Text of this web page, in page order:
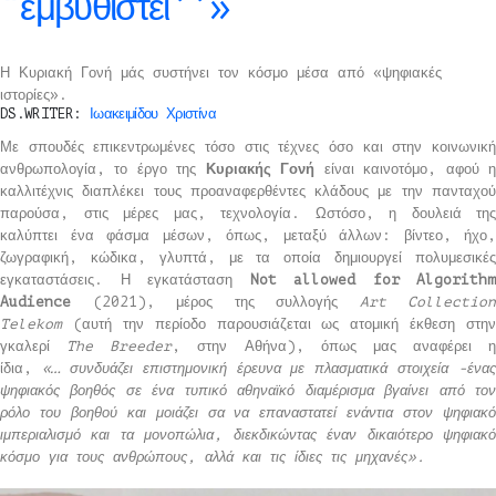
Η Κυριακή Γονή μάς συστήνει τον κόσμο μέσα από «ψηφιακές
ιστορίες».
DS.WRITER:
Ιωακειμίδου Χριστίνα
Με σπουδές επικεντρωμένες τόσο στις τέχνες όσο και στην κοινωνική
ανθρωπολογία, το έργο της
Κυριακής Γονή είναι καινοτόμο, αφού η
καλλιτέχνις διαπλέκει τους προαναφερθέντες κλάδους με την πανταχού
παρούσα, στις μέρες μας, τεχνολογία. Ωστόσο, η δουλειά της
καλύπτει ένα φάσμα μέσων, όπως, μεταξύ άλλων: βίντεο, ήχο,
ζωγραφική, κώδικα, γλυπτά, με τα οποία δημιουργεί πολυμεσικές
εγκαταστάσεις. Η εγκατάσταση
Not allowed for Algorithm
Audience
(2021), μέρος της συλλογής Art Collection
Telekom(αυτή την περίοδο παρουσιάζεται ως ατομική έκθεση στην
γκαλερί
The Breeder, στην Αθήνα), όπως μας αναφέρει η
ίδια, «… συνδυάζει επιστημονική έρευνα με πλασματικά στοιχεία -ένας
ψηφιακός βοηθός σε ένα τυπικό αθηναϊκό διαμέρισμα βγαίνει από τον
ρόλο του βοηθού και μοιάζει σα να επαναστατεί ενάντια στον ψηφιακό
ιμπεριαλισμό και τα μονοπώλια, διεκδικώντας έναν δικαιότερο ψηφιακό
κόσμο για τους ανθρώπους, αλλά και τις ίδιες τις μηχανές».